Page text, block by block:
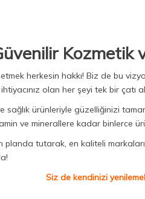
Kozmetik
herkesin hakkı! Biz de bu
olan her şeyi tek bir çatı
sağlık ürünleriyle güzelliğinizi
ve minerallere kadar binlerce
planda tutarak, en kaliteli
Siz de kendinizi